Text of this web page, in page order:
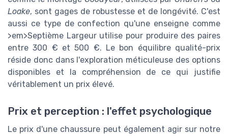
Loake, sont gages de robustesse et de longévité. C'est
aussi ce type de confection qu'une enseigne comme
>em>Septième Largeur utilise pour produire des paires
entre 300 € et 500 €. Le bon équilibre qualité-prix
réside donc dans l'exploration méticuleuse des options
disponibles et la compréhension de ce qui justifie
véritablement un prix élevé.
Prix et perception : l'effet psychologique
Le prix d'une chaussure peut également agir sur notre